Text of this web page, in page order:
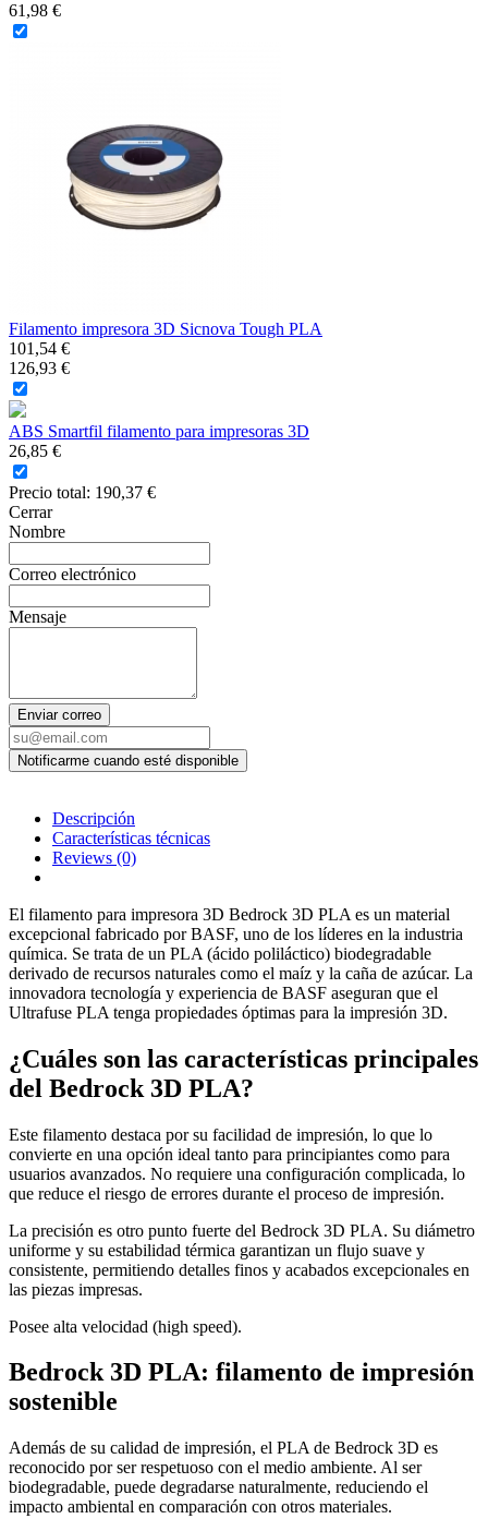
61,98 €
Filamento impresora 3D Sicnova Tough PLA
101,54 €
126,93 €
ABS Smartfil filamento para impresoras 3D
26,85 €
Precio total: 190,37 €
Cerrar
Nombre
Correo electrónico
Mensaje
Enviar correo
Descripción
Características técnicas
Reviews (0)
El filamento para impresora 3D Bedrock 3D PLA es un material
excepcional fabricado por BASF, uno de los líderes en la industria
química. Se trata de un PLA (ácido poliláctico) biodegradable
derivado de recursos naturales como el maíz y la caña de azúcar. La
innovadora tecnología y experiencia de BASF aseguran que el
Ultrafuse PLA tenga propiedades óptimas para la impresión 3D.
¿Cuáles son las características principales
del Bedrock 3D PLA?
Este filamento destaca por su facilidad de impresión, lo que lo
convierte en una opción ideal tanto para principiantes como para
usuarios avanzados. No requiere una configuración complicada, lo
que reduce el riesgo de errores durante el proceso de impresión.
La precisión es otro punto fuerte del Bedrock 3D PLA. Su diámetro
uniforme y su estabilidad térmica garantizan un flujo suave y
consistente, permitiendo detalles finos y acabados excepcionales en
las piezas impresas.
Posee alta velocidad (high speed).
Bedrock 3D PLA: filamento de impresión
sostenible
Además de su calidad de impresión, el PLA de Bedrock 3D es
reconocido por ser respetuoso con el medio ambiente. Al ser
biodegradable, puede degradarse naturalmente, reduciendo el
impacto ambiental en comparación con otros materiales.